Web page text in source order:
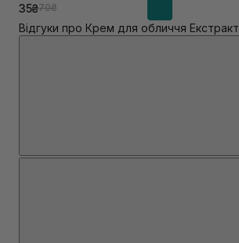
35₴70₴
Відгуки про Крем для обличчя